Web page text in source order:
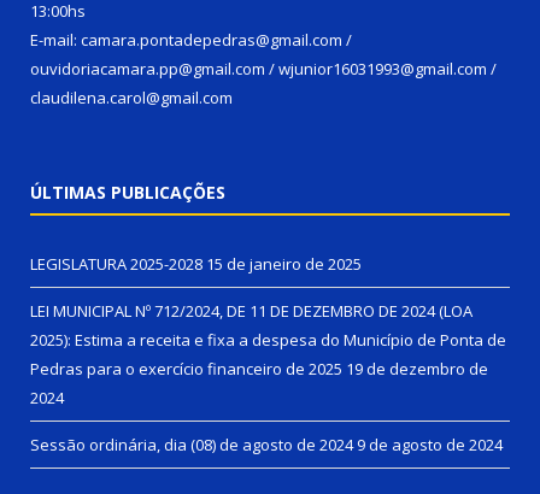
13:00hs
E-mail: camara.pontadepedras@gmail.com /
ouvidoriacamara.pp@gmail.com / wjunior16031993@gmail.com /
claudilena.carol@gmail.com
ÚLTIMAS PUBLICAÇÕES
LEGISLATURA 2025-2028 15 de janeiro de 2025
LEI MUNICIPAL Nº 712/2024, DE 11 DE DEZEMBRO DE 2024 (LOA
2025): Estima a receita e fixa a despesa do Município de Ponta de
Pedras para o exercício financeiro de 2025 19 de dezembro de
2024
Sessão ordinária, dia (08) de agosto de 20249 de agosto de 2024